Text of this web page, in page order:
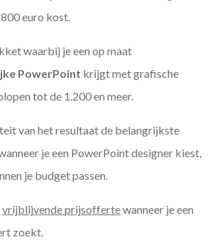
euro kost.
waarbij je een op maat
PowerPoint krijgt met grafische
tot de 1.200 en meer.
van het resultaat de belangrijkste
je een PowerPoint designer kiest,
je budget passen.
vrijblijvende prijsoffertewanneer je een
zoekt.